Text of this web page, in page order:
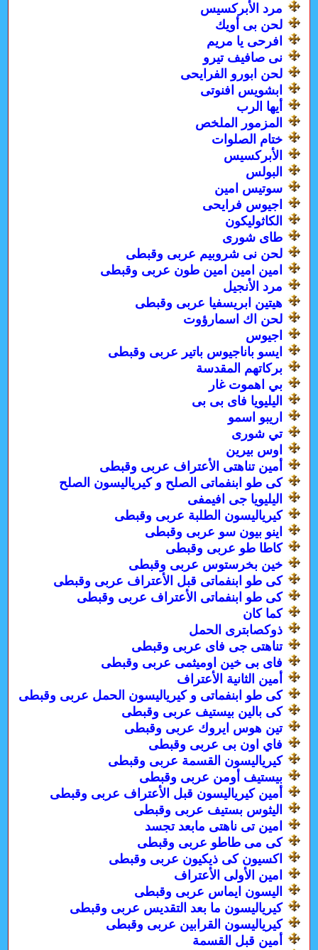
مرد الأبركسيس
لحن بى أويك
افرحى يا مريم
نى صافيف تيرو
لحن ابورو الفرايحى
ابشويس افنوتى
أيها الرب
المزمور الملخص
ختام الصلوات
الأبركسيس
البولس
سوتيس امين
اجيوس فرايحى
الكاثوليكون
طاى شورى
لحن نى شروبيم عربى وقبطى
امين امين امين طون عربى وقبطى
مرد الأنجيل
هيتين ابريسفيا عربى وقبطى
لحن اك اسمارؤوت
اجيوس
ايسو باناجيوس باتير عربى وقبطى
بركاتهم المقدسة
بي اهموت غار
اليليويا فاى بى بى
اريبو اسمو
تي شورى
اوس بيرين
أمين تناهتى الأعتراف عربى وقبطى
كى طو ابنفماتى الصلح و كيرياليسون الصلح
اليليويا جى افيمفى
كيرياليسون الطلبة عربى وقبطى
اينو بيون سو عربى وقبطى
كاطا طو عربى وقبطى
خين بخرستوس عربى وقبطى
كى طو ابنفماتى قبل الأعتراف عربى وقبطى
كى طو ابنفماتى الأعتراف عربى وقبطى
كما كان
ذوكصابترى الحمل
تناهتى جى فاى عربى وقبطى
فاى بى خين اوميثمى عربى وقبطى
أمين الثانية الأعتراف
كى طو ابنفماتى و كيرياليسون الحمل عربى وقبطى
كى بالين بيستيف عربى وقبطى
تين هوس ايروك عربى وقبطى
فاي اون بى عربى وقبطى
كيرياليسون القسمة عربى وقبطى
بيستيف أومن عربى وقبطى
أمين كيرياليسون قبل الأعتراف عربى وقبطى
اليثوس بستيف عربى وقبطى
امين تى ناهتى مابعد تجسد
كى مى طاطو عربى وقبطى
اكسيون كى ذيكيون عربى وقبطى
امين الأولى الأعتراف
اليسون ايماس عربى وقبطى
كيرياليسون ما بعد التقديس عربى وقبطى
كيرياليسون القرابين عربى وقبطى
أمين قبل القسمة